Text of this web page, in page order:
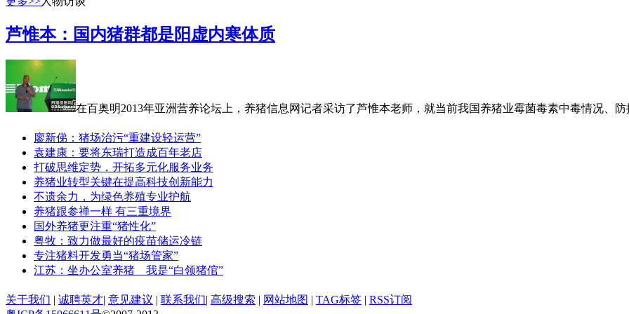
芦惟本：国内猪群都是阳虚内寒体质
在百奥明2013年亚洲营养论坛上，养猪信息网记者采访了芦惟本老师，就当前我国养猪业霉菌毒素中毒情况、防
廖新俤：猪场治污“重建设轻运营”
袁建康：要将东瑞打造成百年老店
打破思维定势，开拓多元化服务业务
养猪业转型关键在提高科技创新能力
不遗余力，为绿色养殖专业护航
养猪跟参禅一样 有三重境界
国外养猪更注重“猪性化”
粤牧：致力做最好的疫苗储运冷链
专注猪料开发勇当“猪场管家”
江苏：坐办公室养猪 我是“白领猪倌”
关于我们 | 诚聘英才| 意见建议 | 联系我们| 高级搜索 | 网站地图 | TAG标签 | RSS订阅